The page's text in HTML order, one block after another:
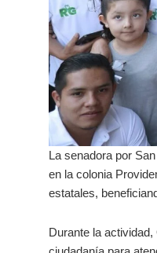
La senadora por
en la colonia
estatales,
Durante la